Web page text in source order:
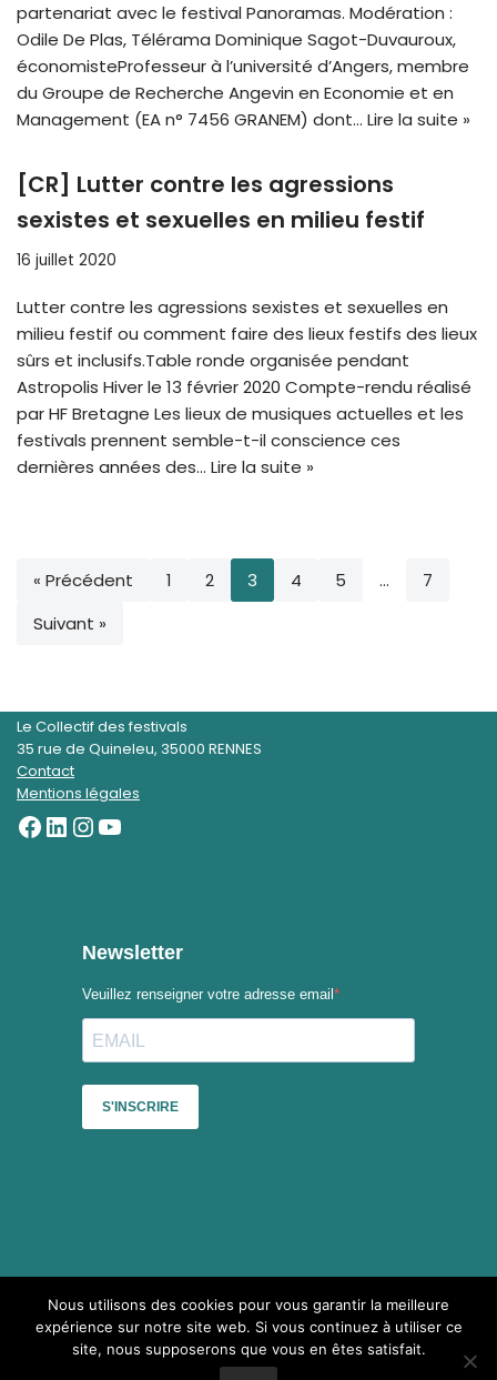
partenariat avec le festival Panoramas. Modération :
Odile De Plas, Télérama Dominique Sagot-Duvauroux,
économisteProfesseur à l’université d’Angers, membre
du Groupe de Recherche Angevin en Economie et en
Management (EA n° 7456 GRANEM) dont… Lire la suite »
[CR] Lutter contre les agressions
sexistes et sexuelles en milieu festif
16 juillet 2020
Lutter contre les agressions sexistes et sexuelles en
milieu festif ou comment faire des lieux festifs des lieux
sûrs et inclusifs.Table ronde organisée pendant
Astropolis Hiver le 13 février 2020 Compte-rendu réalisé
par HF Bretagne Les lieux de musiques actuelles et les
festivals prennent semble-t-il conscience ces
dernières années des… Lire la suite »
« Précédent 1 2 3 4 5 …
7
Suivant »
Le Collectif des festivals
35 rue de Quineleu, 35000 RENNES
Contact
Mentions légales
Sauf mention contraire, le contenu du site du Collectif des
festivals est mis à disposition selon les termes de la Licence
Creative Commons Attribution - Pas d’Utilisation Commerciale -
Nous utilisons des cookies pour vous garantir la meilleure
expérience sur notre site web. Si vous continuez à utiliser ce
site, nous supposerons que vous en êtes satisfait.